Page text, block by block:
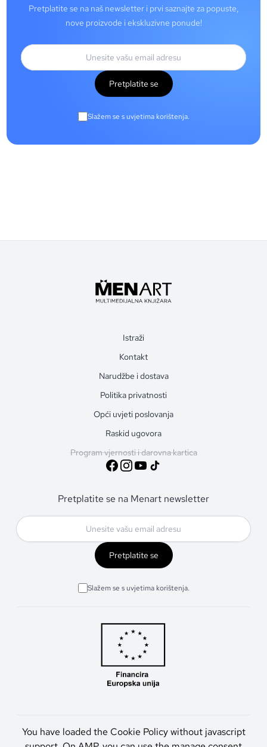
Pretplatite se na naš newsletter i prvi saznajte za popuste,
nove proizvode i ekskluzivne ponude!
Pretplatite se
Slažem se s uvjetima korištenja.
Istraži
Kontakt
Narudžbe i dostava
Politika privatnosti
Opći uvjeti poslovanja
Raskid ugovora
Program vjernosti i darovna kartica
Pretplatite se na Menart newsletter
Pretplatite se
Slažem se s uvjetima korištenja.
You have loaded the Cookie Policy without javascript